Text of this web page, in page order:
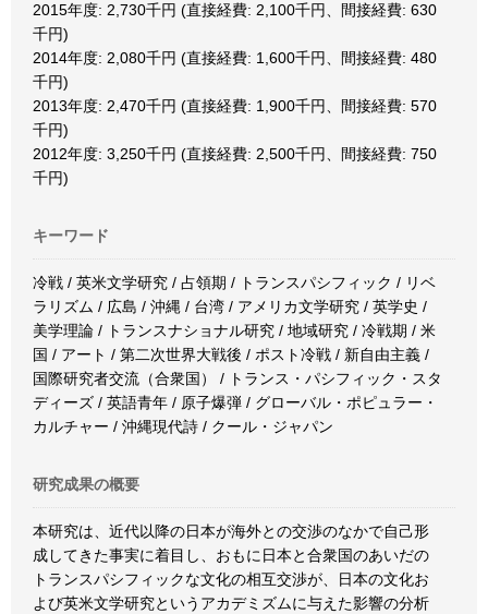
2015年度: 2,730千円 (直接経費: 2,100千円、間接経費: 630
千円)
2014年度: 2,080千円 (直接経費: 1,600千円、間接経費: 480
千円)
2013年度: 2,470千円 (直接経費: 1,900千円、間接経費: 570
千円)
2012年度: 3,250千円 (直接経費: 2,500千円、間接経費: 750
千円)
キーワード
冷戦 / 英米文学研究 / 占領期 / トランスパシフィック / リベ
ラリズム / 広島 / 沖縄 / 台湾 / アメリカ文学研究 / 英学史 /
美学理論 / トランスナショナル研究 / 地域研究 / 冷戦期 / 米
国 / アート / 第二次世界大戦後 / ポスト冷戦 / 新自由主義 /
国際研究者交流（合衆国） / トランス・パシフィック・スタ
ディーズ / 英語青年 / 原子爆弾 / グローバル・ポピュラー・
カルチャー / 沖縄現代詩 / クール・ジャパン
研究成果の概要
本研究は、近代以降の日本が海外との交渉のなかで自己形
成してきた事実に着目し、おもに日本と合衆国のあいだの
トランスパシフィックな文化の相互交渉が、日本の文化お
よび英米文学研究というアカデミズムに与えた影響の分析